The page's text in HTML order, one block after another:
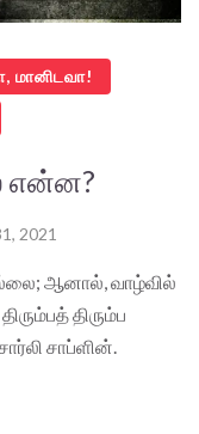
மானிடவா!
என்ன?
2021
ஆனால், வாழ்வில்
திரும்ப
சாப்ளின்.